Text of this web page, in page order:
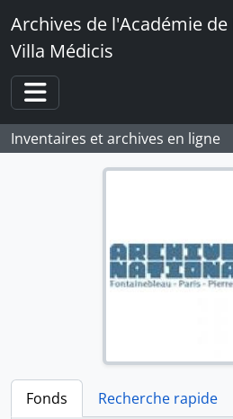
Skip to main content
Archives de l'Académie de
Villa Médicis
Toggle navigation
Inventaires et archives en ligne
Fonds
Recherche rapide